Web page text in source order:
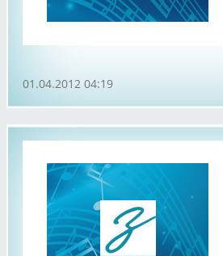
01.04.2012 04:19